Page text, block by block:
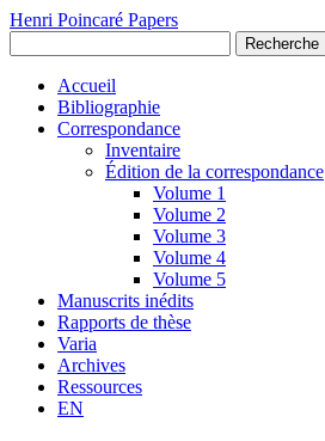
Henri Poincaré Papers
Recherche
Accueil
Bibliographie
Correspondance
Inventaire
Édition de la correspondance
Volume 1
Volume 2
Volume 3
Volume 4
Volume 5
Manuscrits inédits
Rapports de thèse
Varia
Archives
Ressources
EN